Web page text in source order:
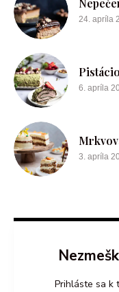
24. apríla
6. apríla
3. apríla
Prihláste sa k